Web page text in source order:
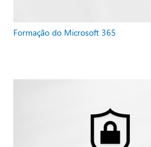
Formação do Microsoft 365